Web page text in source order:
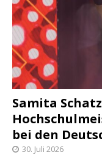
Samita
bei den
30. Juli 2026